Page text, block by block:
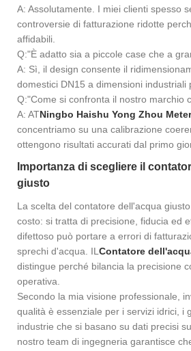
A: Assolutamente. I miei clienti spesso
controversie di fatturazione ridotte
affidabili.
Q:"È adatto sia a piccole case che a
A: Sì, il design consente il
domestici DN15 a dimensioni industriali
Q:"Come si confronta il nostro marchio
A: ATNingbo Haishu Yong Zhou
concentriamo su una calibrazione
ottengono risultati accurati dal primo
Importanza di scegliere il
giusto
La scelta del contatore dell'acqua
costo: si tratta di precisione, fiducia ed
difettoso può portare a errori di
sprechi d'acqua. IL Contatore
distingue perché bilancia la precisione
operativa.
Secondo la mia visione professionale,
qualità è essenziale per i servizi idrici, i
industrie che si basano su dati precisi
nostro team di ingegneria garantisce